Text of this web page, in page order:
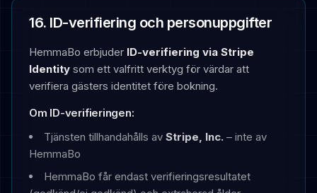
16. ID-verifiering och personuppgifter
HemmaBo erbjuder ID-verifiering via Stripe
Identity som ett valfritt verktyg för värdar att
verifiera gästers identitet före bokning.
Om ID-verifieringen:
Tjänsten tillhandahålls av Stripe, Inc. – inte av
HemmaBo
HemmaBo får endast verifieringsresultatet